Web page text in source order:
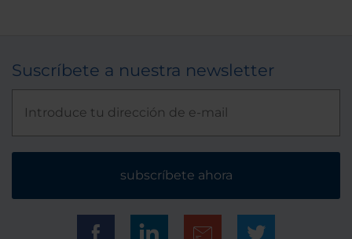
Suscríbete a nuestra newsletter
subscríbete ahora